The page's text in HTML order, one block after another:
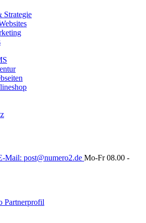
Strategie
Mail: post@numero2.de Mo-Fr 08.00 -
Partnerprofil